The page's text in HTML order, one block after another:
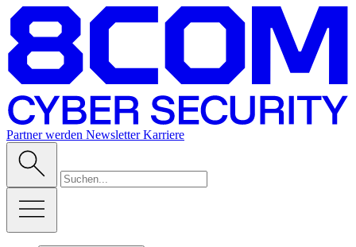
Partner werden NewsletterKarriere